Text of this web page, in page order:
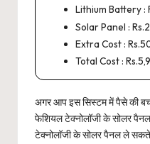
Lithium Battery :
Solar Panel :
Extra Cost :
Total Cost :
अगर आप इस सिस्टम में पैसे की
फेशियल टेक्नोलॉजी के सोलर
टेक्नोलॉजी के सोलर पैनल ले